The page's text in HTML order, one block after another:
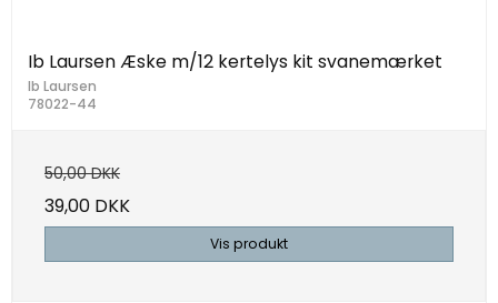
Ib Laursen Æske m/12 kertelys kit svanemærket
Ib Laursen
78022-44
50,00 DKK
39,00 DKK
Vis produkt